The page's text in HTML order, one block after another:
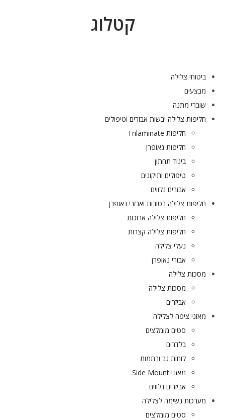
קטלוג
ביטוחי צלילה
מבצעים
שוברי מתנה
חליפות צלילה יבשות אבזרים וטיפולים
חליפות Trilaminate
חליפות נאופרן
ביגוד תחתון
טיפולים ותיקונים
אבזרים נלווים
חליפות צלילה רטובות ואבזרי נאופרן
חליפות צלילה ארוכות
חליפות צלילה קצרות
נעלי צלילה
אבזרי נאופרן
מסכות צלילה
מסכות צלילה
אביזרים
מאזני ציפה לצלילה
סטים מומלצים
בלדרים
לוחות גב ורתמות
מאזני Side Mount
אביזרים נלווים
מערכות נשימה לצלילה
סטים מומלצים